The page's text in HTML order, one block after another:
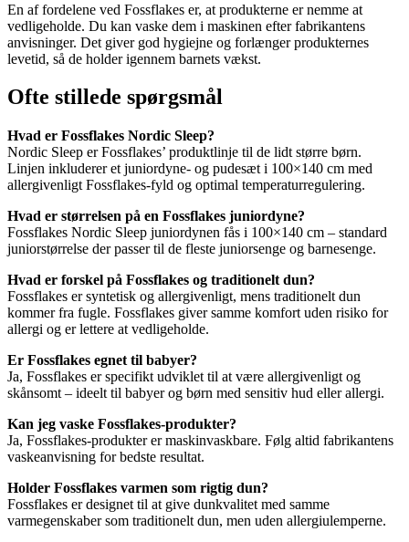
En af fordelene ved Fossflakes er, at produkterne er nemme at
vedligeholde. Du kan vaske dem i maskinen efter fabrikantens
anvisninger. Det giver god hygiejne og forlænger produkternes
levetid, så de holder igennem barnets vækst.
Ofte stillede spørgsmål
Hvad er Fossflakes Nordic Sleep?
Nordic Sleep er Fossflakes’ produktlinje til de lidt større børn.
Linjen inkluderer et juniordyne- og pudesæt i 100×140 cm med
allergivenligt Fossflakes-fyld og optimal temperaturregulering.
Hvad er størrelsen på en Fossflakes juniordyne?
Fossflakes Nordic Sleep juniordynen fås i 100×140 cm – standard
juniorstørrelse der passer til de fleste juniorsenge og barnesenge.
Hvad er forskel på Fossflakes og traditionelt dun?
Fossflakes er syntetisk og allergivenligt, mens traditionelt dun
kommer fra fugle. Fossflakes giver samme komfort uden risiko for
allergi og er lettere at vedligeholde.
Er Fossflakes egnet til babyer?
Ja, Fossflakes er specifikt udviklet til at være allergivenligt og
skånsomt – ideelt til babyer og børn med sensitiv hud eller allergi.
Kan jeg vaske Fossflakes-produkter?
Ja, Fossflakes-produkter er maskinvaskbare. Følg altid fabrikantens
vaskeanvisning for bedste resultat.
Holder Fossflakes varmen som rigtig dun?
Fossflakes er designet til at give dunkvalitet med samme
varmegenskaber som traditionelt dun, men uden allergiulemperne.